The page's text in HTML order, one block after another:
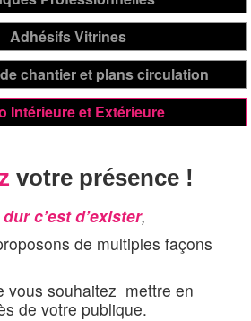
votre présence !
c’est d’exister,
de multiples façons
vous souhaitez mettre en
de votre publique.